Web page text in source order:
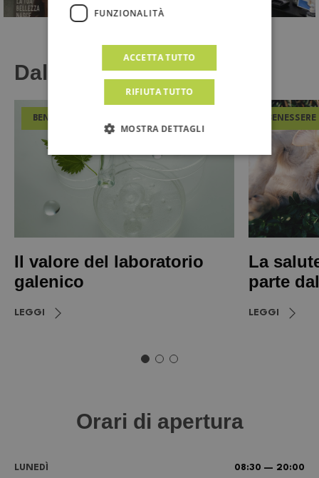
Dal Magazine
BENESSERE
Il valore del laboratorio
galenico
LEGGI
BENESSERE
La
parte
LEGGI
Orari di apertura
LUNEDÌ 08:30 — 20:00
FUNZIONALITÀ
ACCETTA TUTTO
RIFIUTA TUTTO
MOSTRA DETTAGLI